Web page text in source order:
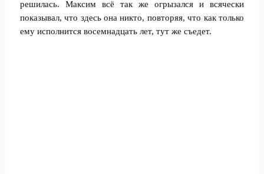
решилась. Максим всё так же огрызался и всячески
показывал, что здесь она никто, повторяя, что как только
ему исполнится восемнадцать лет, тут же съедет.